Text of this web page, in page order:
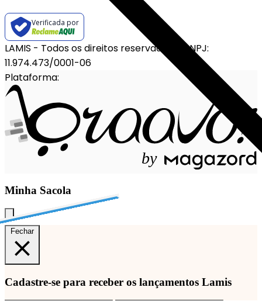
Verificada por
LAMIS - Todos os direitos reservados
CNPJ:
11.974.473/0001-06
Plataforma:
by
Minha Sacola
Fechar
Cadastre-se para receber os lançamentos Lamis